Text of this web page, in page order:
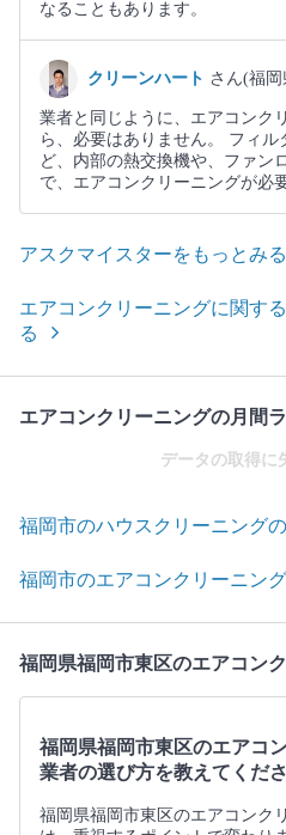
なることもあります。
クリーンハート さん(福岡
業者と同じように、エアコンク
ら、必要はありません。 フィ
ど、内部の熱交換機や、ファン
で、エアコンクリーニングが必
アスクマイスターをもっとみる
エアコンクリーニングに関す
る
エアコンクリーニングの月間
データの取得に
福岡市のハウスクリーニング
福岡市のエアコンクリーニン
福岡県福岡市東区のエアコン
福岡県福岡市東区のエアコ
業者の選び方を教えてくださ
福岡県福岡市東区のエアコンク